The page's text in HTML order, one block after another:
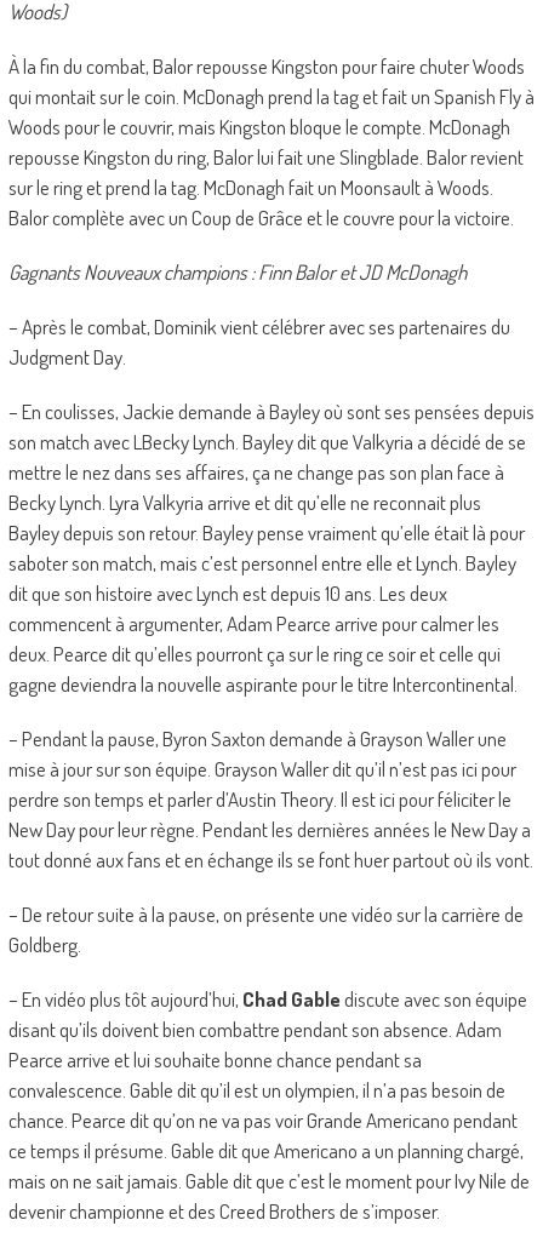
Woods)
À la fin du combat, Balor repousse Kingston pour faire chuter Woods
qui montait sur le coin. McDonagh prend la tag et fait un Spanish Fly à
Woods pour le couvrir, mais Kingston bloque le compte. McDonagh
repousse Kingston du ring, Balor lui fait une Slingblade. Balor revient
sur le ring et prend la tag. McDonagh fait un Moonsault à Woods.
Balor complète avec un Coup de Grâce et le couvre pour la victoire.
Gagnants Nouveaux champions : Finn Balor et JD McDonagh
– Après le combat, Dominik vient célébrer avec ses partenaires du
Judgment Day.
– En coulisses, Jackie demande à Bayley où sont ses pensées depuis
son match avec LBecky Lynch. Bayley dit que Valkyria a décidé de se
mettre le nez dans ses affaires, ça ne change pas son plan face à
Becky Lynch. Lyra Valkyria arrive et dit qu’elle ne reconnait plus
Bayley depuis son retour. Bayley pense vraiment qu’elle était là pour
saboter son match, mais c’est personnel entre elle et Lynch. Bayley
dit que son histoire avec Lynch est depuis 10 ans. Les deux
commencent à argumenter, Adam Pearce arrive pour calmer les
deux. Pearce dit qu’elles pourront ça sur le ring ce soir et celle qui
gagne deviendra la nouvelle aspirante pour le titre Intercontinental.
– Pendant la pause, Byron Saxton demande à Grayson Waller une
mise à jour sur son équipe. Grayson Waller dit qu’il n’est pas ici pour
perdre son temps et parler d’Austin Theory. Il est ici pour féliciter le
New Day pour leur règne. Pendant les dernières années le New Day a
tout donné aux fans et en échange ils se font huer partout où ils vont.
– De retour suite à la pause, on présente une vidéo sur la carrière de
Goldberg.
– En vidéo plus tôt aujourd’hui, Chad Gablediscute avec son équipe
disant qu’ils doivent bien combattre pendant son absence. Adam
Pearce arrive et lui souhaite bonne chance pendant sa
convalescence. Gable dit qu’il est un olympien, il n’a pas besoin de
chance. Pearce dit qu’on ne va pas voir Grande Americano pendant
ce temps il présume. Gable dit que Americano a un planning chargé,
mais on ne sait jamais. Gable dit que c’est le moment pour Ivy Nile de
devenir championne et des Creed Brothers de s’imposer.